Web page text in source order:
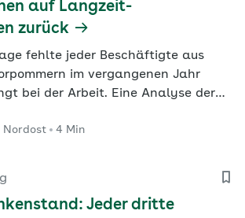
auf Langzeit-
zurück
fehlte jeder Beschäftigte aus
im vergangenen Jahr
bei der Arbeit. Eine Analyse der
auf Langzeiterkrankte zurück.
Nordost 4 Min
Jeder dritte